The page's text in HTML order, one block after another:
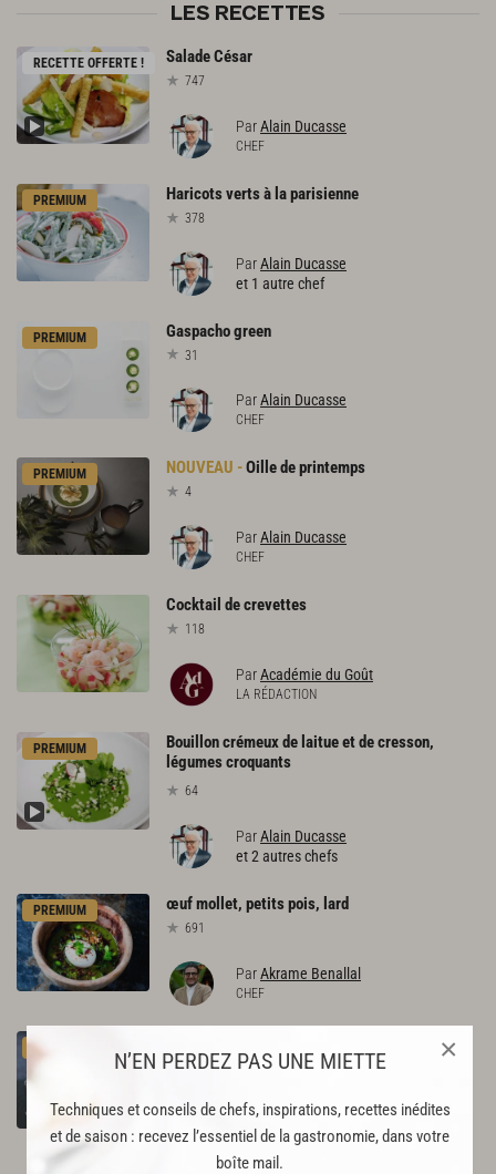
N’EN PERDEZ PAS UNE MIETTE
Techniques et conseils de chefs, inspirations, recettes inédites
et de saison : recevez l’essentiel de la gastronomie, dans votre
boîte mail.
×
LES RECETTES
RECETTE OFFERTE ! SaladeCésar
747
ParAlain Ducasse
CHEF
PREMIUM Haricotsvertsà laparisienne
378
ParAlain Ducasse
et 1 autre chef
PREMIUM Gaspachogreen
31
ParAlain Ducasse
CHEF
PREMIUM Oilledeprintemps
4
ParAlain Ducasse
CHEF
Cocktail decrevettes
118
ParAcadémie du Goût
LA RÉDACTION
PREMIUM
Bouillon crémeux de laitue et de cresson,
légumes croquants
64
ParAlain Ducasse
et 2 autres chefs
PREMIUM œufmollet, petitspois, lard
691
ParAkrame Benallal
CHEF
PREMIUM
130
Par Académie du Goût
LA RÉDACTION